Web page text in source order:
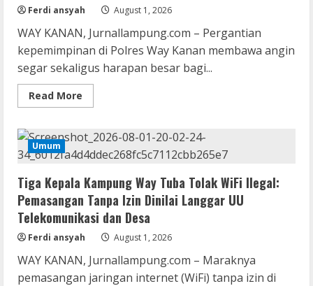
Ferdi ansyah August 1, 2026
WAY KANAN, Jurnallampung.com – Pergantian
kepemimpinan di Polres Way Kanan membawa angin
segar sekaligus harapan besar bagi...
Read More
more
Masyarakat
Way
Kanan:
Kapolres
Baru
Diminta
Tegas
Berantas
Begal
Yang
meresahkan
Umum
Tiga Kepala Kampung Way Tuba Tolak WiFi Ilegal:
Pemasangan Tanpa Izin Dinilai Langgar UU
Telekomunikasi dan Desa
Ferdi ansyah August 1, 2026
WAY KANAN, Jurnallampung.com – Maraknya
pemasangan jaringan internet (WiFi) tanpa izin di